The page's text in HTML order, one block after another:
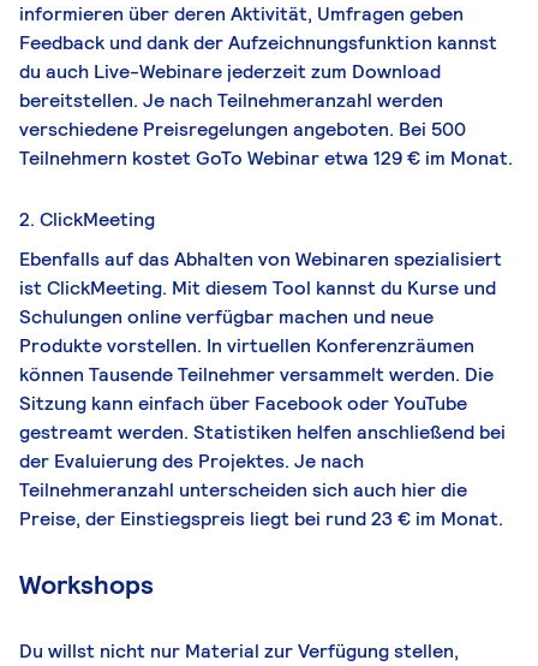
informieren über deren Aktivität, Umfragen geben
Feedback und dank der Aufzeichnungsfunktion kannst
du auch Live-Webinare jederzeit zum Download
bereitstellen. Je nach Teilnehmeranzahl werden
verschiedene Preisregelungen angeboten. Bei 500
Teilnehmern kostet GoTo Webinar etwa 129 € im Monat.
2. ClickMeeting
Ebenfalls auf das Abhalten von Webinaren spezialisiert
ist ClickMeeting. Mit diesem Tool kannst du Kurse und
Schulungen online verfügbar machen und neue
Produkte vorstellen. In virtuellen Konferenzräumen
können Tausende Teilnehmer versammelt werden. Die
Sitzung kann einfach über Facebook oder YouTube
gestreamt werden. Statistiken helfen anschließend bei
der Evaluierung des Projektes. Je nach
Teilnehmeranzahl unterscheiden sich auch hier die
Preise, der Einstiegspreis liegt bei rund 23 € im Monat.
Workshops
Du willst nicht nur Material zur Verfügung stellen,